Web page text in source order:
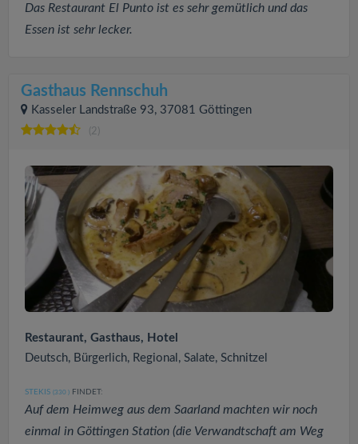
Das Restaurant El Punto ist es sehr gemütlich und das
Essen ist sehr lecker.
Gasthaus Rennschuh
Kasseler Landstraße 93, 37081 Göttingen
(2)
Restaurant, Gasthaus, Hotel
Deutsch, Bürgerlich, Regional, Salate, Schnitzel
STEKIS (330 ) FINDET:
Auf dem Heimweg aus dem Saarland machten wir noch
einmal in Göttingen Station (die Verwandtschaft am Weg